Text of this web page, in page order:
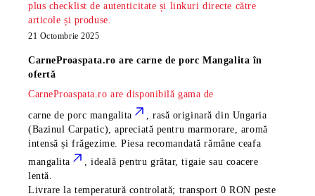
plus checklist de autenticitate și linkuri directe către
articole și produse.
21 Octombrie 2025
CarneProaspata.ro arecarne de porc Mangalita în
ofertă
CarneProaspata.ro are disponibilă gama de
carne de porc mangalita
, rasă originară din Ungaria
(Bazinul Carpatic), apreciată pentru marmorare, aromă
intensă și frăgezime. Piesa recomandată rămâneceafa
mangalita
, ideală pentru grătar, tigaie sau coacere
lentă.
Livrare la temperatură controlată; transport 0 RON peste